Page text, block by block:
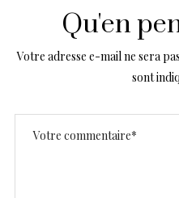
Qu'en
Votre adresse e-mail ne sera
sont